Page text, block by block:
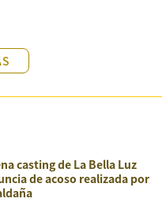
casting de La Bella Luz
de acoso realizada por